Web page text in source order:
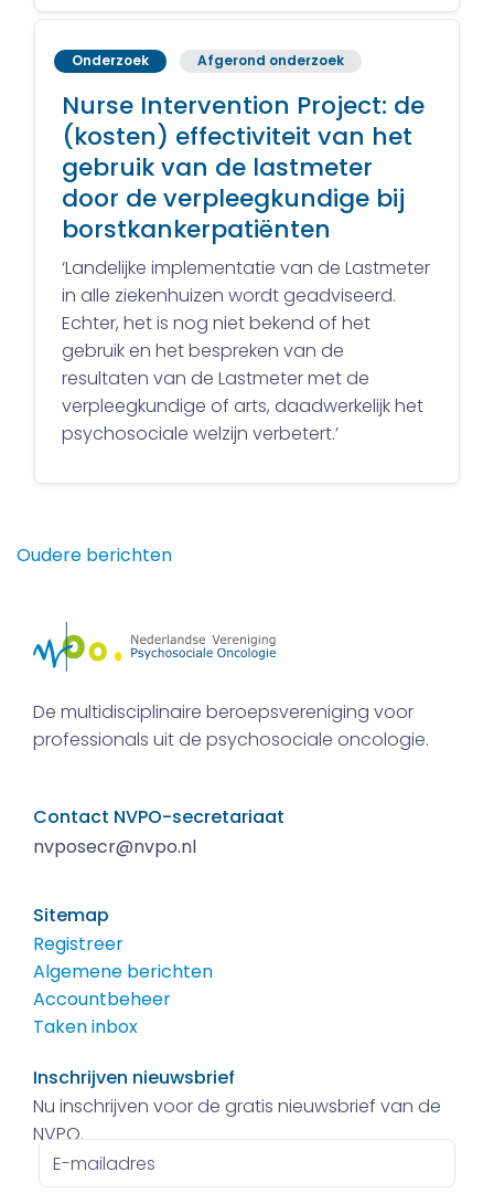
Onderzoek Afgerond onderzoek
Nurse Intervention Project: de
(kosten) effectiviteit van het
gebruik van de lastmeter
door de verpleegkundige bij
borstkankerpatiënten
‘Landelijke implementatie van de Lastmeter
in alle ziekenhuizen wordt geadviseerd.
Echter, het is nog niet bekend of het
gebruik en het bespreken van de
resultaten van de Lastmeter met de
verpleegkundige of arts, daadwerkelijk het
psychosociale welzijn verbetert.’
Berichtennavigatie
Oudere berichten
De multidisciplinaire beroepsvereniging voor
professionals uit de psychosociale oncologie.
Contact NVPO-secretariaat
nvposecr@nvpo.nl
Sitemap
Registreer
Algemene berichten
Accountbeheer
Taken inbox
Inschrijven nieuwsbrief
Nu inschrijven voor de gratis nieuwsbrief van de
NVPO.
E-
mailadres